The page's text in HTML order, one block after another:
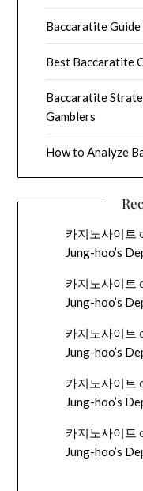
Baccaratite
Best Baccaratite
Baccaratite
Gamblers
How to Analyze
카지노사이트
Jung-hoo’s
카지노사이트
Jung-hoo’s
카지노사이트
Jung-hoo’s
카지노사이트
Jung-hoo’s
카지노사이트
Jung-hoo’s